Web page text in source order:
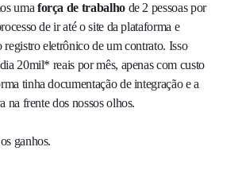
uma força de trabalho de 2 pessoas por
de ir até o site da plataforma e
registro eletrônico de um contrato. Isso
20mil* reais por mês, apenas com custo
tinha documentação de integração e a
na frente dos nossos olhos.
ganhos.